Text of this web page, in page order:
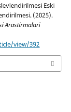
Eski
(2025).
Arastirmalari
view/392